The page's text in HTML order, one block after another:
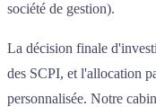
société de gestion).
La décision finale
des SCPI, et l'allocation
personnalisée. Notre